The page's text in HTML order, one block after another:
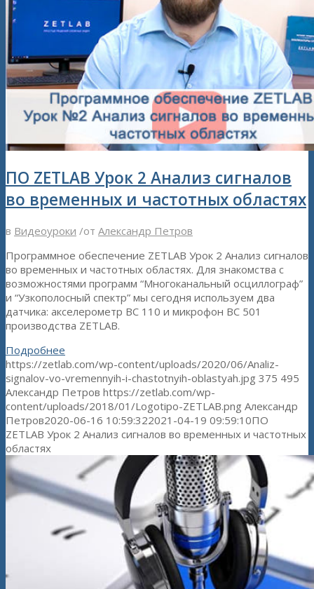
ПО ZETLAB Урок 2 Анализ сигналов
во временных и частотных областях
в Видеоуроки /от Александр Петров
Программное обеспечение ZETLAB Урок 2 Анализ сигналов
во временных и частотных областях. Для знакомства с
возможностями программ “Многоканальный осциллограф”
и “Узкополосный спектр” мы сегодня используем два
датчика: акселерометр ВС 110 и микрофон ВС 501
производства ZETLAB.
Подробнее
https://zetlab.com/wp-content/uploads/2020/06/Analiz-
signalov-vo-vremennyih-i-chastotnyih-oblastyah.jpg 375 495
Александр Петров https://zetlab.com/wp-
content/uploads/2018/01/Logotipo-ZETLAB.png Александр
Петров2020-06-16 10:59:322021-04-19 09:59:10ПО
ZETLAB Урок 2 Анализ сигналов во временных и частотных
областях